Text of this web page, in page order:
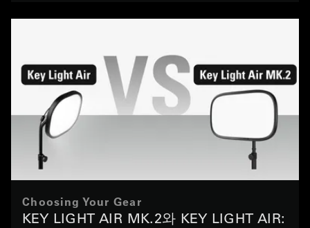
Choosing Your Gear
KEY LIGHT AIR MK.2와 KEY LIGHT AIR: